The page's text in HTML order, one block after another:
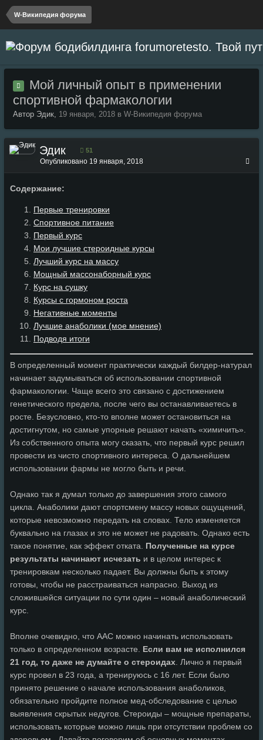
W-Википедия форума
Мой личный опыт в применении
спортивной фармакологии
Автор Эдик, 19 января, 2018 в W-Википедия форума
Эдик 51
Опубликовано 19 января, 2018
Содержание:
Первые тренировки
Спортивное питание
Первый курс
Мои лучшие стероидные курсы
Лучший курс на массу
Мощный массонаборный курс
Курс на сушку
Курсы с гормоном роста
Негативные моменты
Лучшие анаболики (мое мнение)
Подводя итоги
В определенный момент практически каждый билдер-натурал
начинает задумываться об использовании спортивной
фармакологии. Чаще всего это связано с достижением
генетического предела, после чего вы останавливаетесь в
росте. Безусловно, кто-то вполне может остановиться на
достигнутом, но самые упорные решают начать «химичить».
Из собственного опыта могу сказать, что первый курс решил
провести из чисто спортивного интереса. О дальнейшем
использовании фармы не могло быть и речи.
Однако так я думал только до завершения этого самого
цикла. Анаболики дают спортсмену массу новых ощущений,
которые невозможно передать на словах. Тело изменяется
буквально на глазах и это не может не радовать. Однако есть
такое понятие, как эффект отката. Полученные на курсе
результаты начинают исчезать и в целом интерес к
тренировкам несколько падает. Вы должны быть к этому
готовы, чтобы не расстраиваться напрасно. Выход из
сложившейся ситуации по сути один – новый анаболический
курс.
Вполне очевидно, что ААС можно начинать использовать
только в определенном возрасте. Если вам не исполнился
21 год, то даже не думайте о стероидах . Лично я первый
курс провел в 23 года, а тренируюсь с 16 лет. Если было
принято решение о начале использования анаболиков,
обязательно пройдите полное мед-обследование с целью
выявления скрытых недугов. Стероиды – мощные препараты,
использовать которые можно лишь при отсутствии проблем со